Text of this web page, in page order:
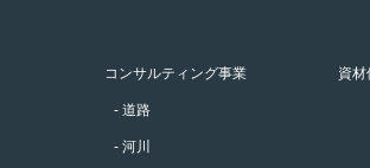
コンサルティング事業
道路
河川
資